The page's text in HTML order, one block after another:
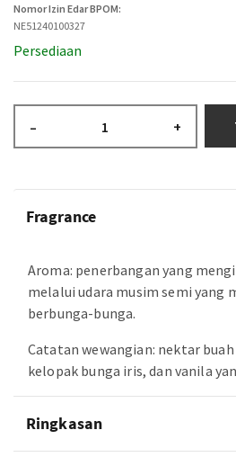
Nomor Izin Edar BPOM:
NE51240100327
Persediaan
– +
Fragrance
Aroma: penerbangan yang
melalui udara musim semi yang
berbunga-bunga.
Catatan wewangian: nektar
kelopak bunga iris, dan vanila
Ringkasan